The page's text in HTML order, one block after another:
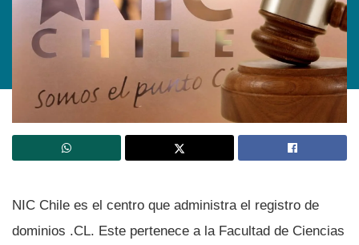
NIC Chile es el centro que administra el registro de
dominios .CL. Este pertenece a la Facultad de Ciencias